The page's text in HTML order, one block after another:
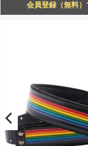
会員登録（無料